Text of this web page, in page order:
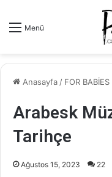
Menü
Anasayfa / FOR BABİES
Arabesk
Tarihçe
Ağustos 15, 2023 22